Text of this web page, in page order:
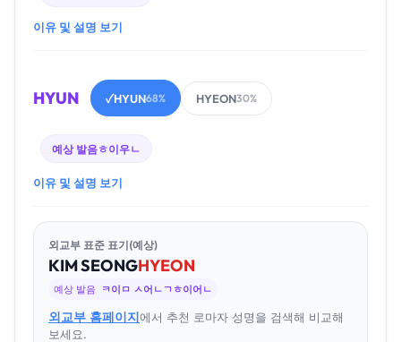
이유 및 설명 보기
HYUN ✓HYUN68% HYEON30%
예상 발음ㅎ이우ㄴ
이유 및 설명 보기
외교부 표준 표기(예상)
KIMSEONGHYEON
예상 발음 ㅋ이ㅁ ㅅ어ㄴㄱㅎ이어ㄴ
외교부 홈페이지에서 추천 로마자 성명을 검색해 비교해
보세요.